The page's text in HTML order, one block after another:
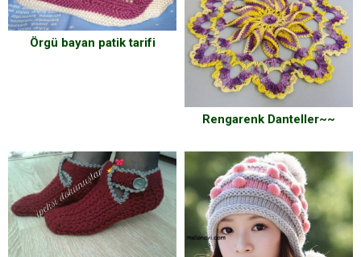
Örgü bayan patik tarifi
Rengarenk Danteller~~